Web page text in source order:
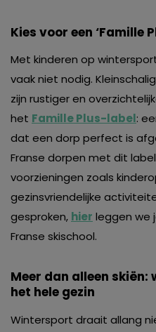
Kies voor een ‘Famille
Met kinderen op
vaak niet nodig.
zijn rustiger en
het Famille Plus-label:
dat een dorp perfect is
Franse dorpen met dit
voorzieningen zoals
gezinsvriendelijke
gesproken, hier leggen we
Franse skischool.
Meer dan alleen
het hele gezin
Wintersport draait allang